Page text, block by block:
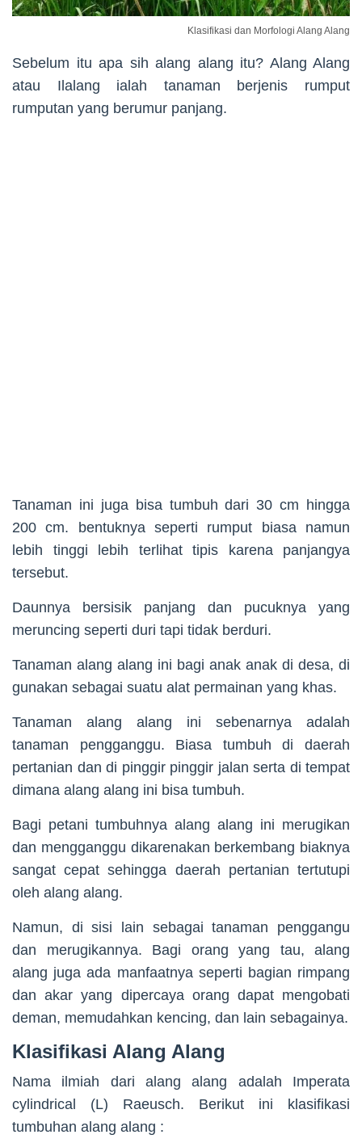
Klasifikasi dan Morfologi Alang Alang
Sebelum itu apa sih alang alang itu? Alang Alang
atau Ilalang ialah tanaman berjenis rumput
rumputan yang berumur panjang.
Tanaman ini juga bisa tumbuh dari 30 cm hingga
200 cm. bentuknya seperti rumput biasa namun
lebih tinggi lebih terlihat tipis karena panjangya
tersebut.
Daunnya bersisik panjang dan pucuknya yang
meruncing seperti duri tapi tidak berduri.
Tanaman alang alang ini bagi anak anak di desa, di
gunakan sebagai suatu alat permainan yang khas.
Tanaman alang alang ini sebenarnya adalah
tanaman pengganggu. Biasa tumbuh di daerah
pertanian dan di pinggir pinggir jalan serta di tempat
dimana alang alang ini bisa tumbuh.
Bagi petani tumbuhnya alang alang ini merugikan
dan mengganggu dikarenakan berkembang biaknya
sangat cepat sehingga daerah pertanian tertutupi
oleh alang alang.
Namun, di sisi lain sebagai tanaman penggangu
dan merugikannya. Bagi orang yang tau, alang
alang juga ada manfaatnya seperti bagian rimpang
dan akar yang dipercaya orang dapat mengobati
deman, memudahkan kencing, dan lain sebagainya.
Klasifikasi Alang Alang
Nama ilmiah dari alang alang adalah Imperata
cylindrical (L) Raeusch. Berikut ini klasifikasi
tumbuhan alang alang :